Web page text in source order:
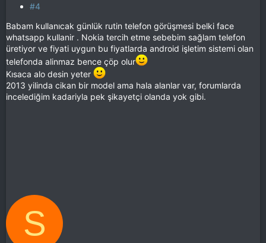
#4
Babam kullanıcak günlük rutin telefon görüşmesi belki face
whatsapp kullanir . Nokia tercih etme sebebim sağlam telefon
üretiyor ve fiyati uygun bu fiyatlarda android işletim sistemi olan
telefonda alinmaz bence çöp olur
Kısaca alo desin yeter
2013 yilinda cikan bir model ama hala alanlar var, forumlarda
incelediğim kadariyla pek şikayetçi olanda yok gibi.
S